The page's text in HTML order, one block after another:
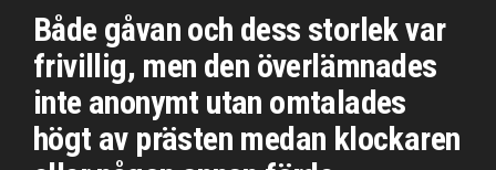
Både gåvan och dess storlek var
frivillig, men den överlämnades
inte anonymt utan omtalades
högt av prästen medan klockaren